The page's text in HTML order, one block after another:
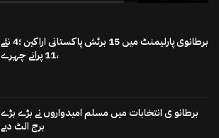
برطانوی پارلیمنٹ میں 15 برٹش پاکستانی اراکین ؛4 نئے
،11 پرانے چہرے
برطانو ی انتخابات میں مسلم امیدواروں نے بڑے بڑے
برج الٹ دیے